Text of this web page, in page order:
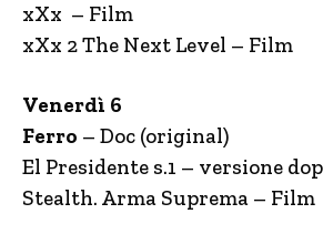
xXx – Film
xXx 2 The Next Level – Film
Venerdì 6
Ferro – Doc (original)
El Presidente s.1 – versione
Stealth. Arma Suprema – Film